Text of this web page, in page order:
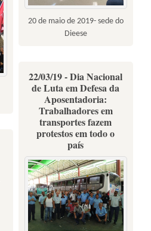
20 de maio de 2019- sede do
Dieese
22/03/19 - Dia Nacional
de Luta em Defesa da
Aposentadoria:
Trabalhadores em
transportes fazem
protestos em todo o
país